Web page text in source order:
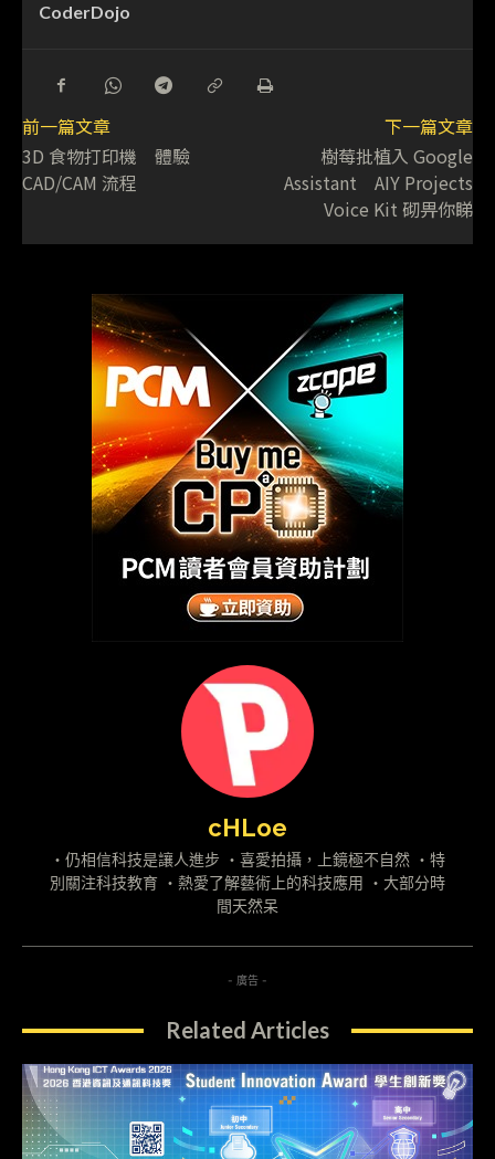
CoderDojo
前一篇文章
3D 食物打印機 體驗
CAD/CAM 流程
下一篇文章
樹莓批植入 Google
Assistant AIY Projects
Voice Kit 砌畀你睇
cHLoe
・仍相信科技是讓人進步 ・喜愛拍攝，上鏡極不自然 ・特
別關注科技教育 ・熱愛了解藝術上的科技應用 ・大部分時
間天然呆
- 廣告 -
Related Articles